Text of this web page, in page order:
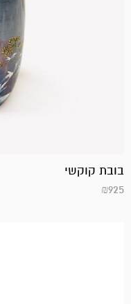
בובת קוקשי
₪925